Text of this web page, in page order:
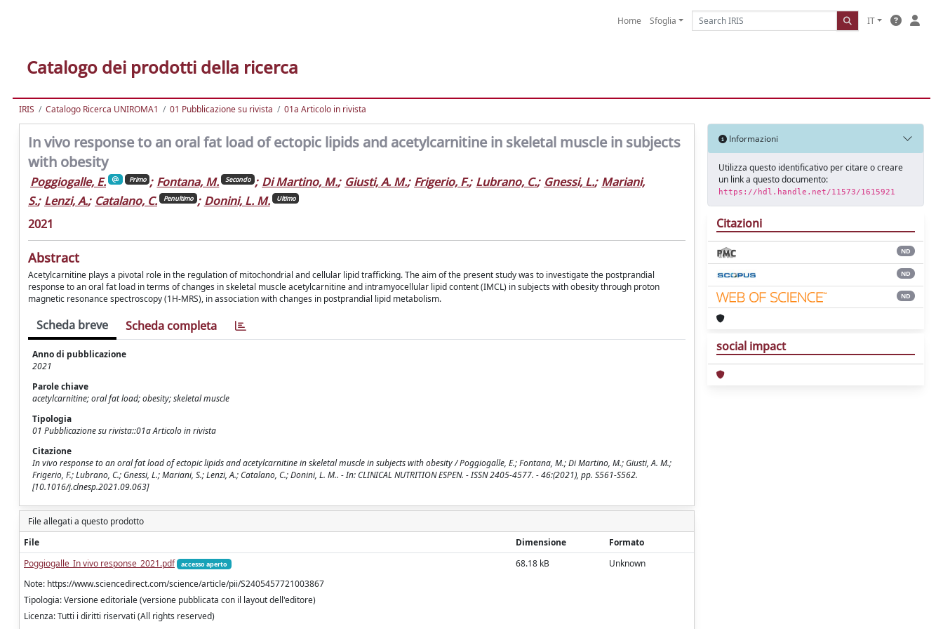
Home Sfoglia IT
Catalogo dei prodotti della ricerca
IRIS Catalogo Ricerca UNIROMA1 01 Pubblicazione su rivista 01a Articolo in rivista
In vivo response to an oral fat load of ectopic lipids and acetylcarnitine in skeletal muscle in subjects
with obesity
Poggiogalle, E. Primo ; Fontana, M. Secondo ; Di Martino, M.; Giusti, A. M.; Frigerio, F.; Lubrano, C.; Gnessi, L.; Mariani,
S.; Lenzi, A.; Catalano, C. Penultimo ; Donini, L. M. Ultimo
2021
Abstract
Acetylcarnitine plays a pivotal role in the regulation of mitochondrial and cellular lipid trafficking. The aim of the present study was to investigate the postprandial
response to an oral fat load in terms of changes in skeletal muscle acetylcarnitine and intramyocellular lipid content (IMCL) in subjects with obesity through proton
magnetic resonance spectroscopy (1H-MRS), in association with changes in postprandial lipid metabolism.
Scheda breve Scheda completa
Anno di pubblicazione
2021
Parole chiave
acetylcarnitine; oral fat load; obesity; skeletal muscle
Tipologia
01 Pubblicazione su rivista::01a Articolo in rivista
Citazione
In vivo response to an oral fat load of ectopic lipids and acetylcarnitine in skeletal muscle in subjects with obesity / Poggiogalle, E.; Fontana, M.; Di Martino, M.; Giusti, A. M.;
Frigerio, F.; Lubrano, C.; Gnessi, L.; Mariani, S.; Lenzi, A.; Catalano, C.; Donini, L. M.. - In: CLINICAL NUTRITION ESPEN. - ISSN 2405-4577. - 46:(2021), pp. S561-S562.
[10.1016/j.clnesp.2021.09.063]
File allegati a questo prodotto
File
Dimensione
Formato
Poggiogalle_In vivo response_2021.pdf
accesso aperto
Note: https://www.sciencedirect.com/science/article/pii/S2405457721003867
Tipologia: Versione editoriale (versione pubblicata con il layout dell'editore)
Licenza: Tutti i diritti riservati (All rights reserved)
68.18 kB Unknown
Informazioni
Utilizza questo identificativo per citare o creare
un link a questo documento:
https://hdl.handle.net/11573/1615921
Citazioni
ND
ND
ND
social impact